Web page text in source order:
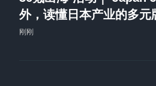
外，读懂日本产业的多元
刚刚